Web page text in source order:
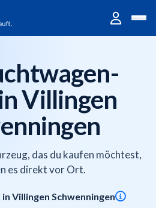
Villingen
das du kaufen möchtest,
es direkt vor Ort.
Villingen Schwenningen